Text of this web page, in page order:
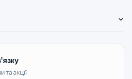
INVERTER
та акції